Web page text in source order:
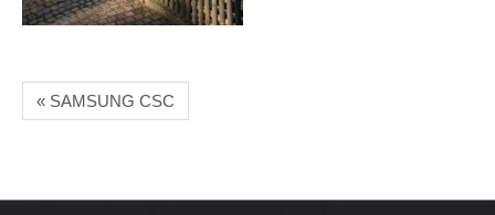
« SAMSUNG CSC